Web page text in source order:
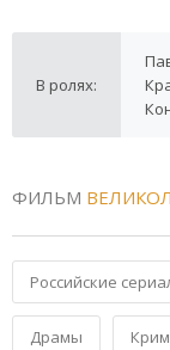
В ролях:
ФИЛЬМ
Российские
Драмы